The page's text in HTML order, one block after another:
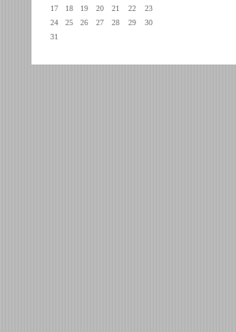
17
18 19 20 21 22
23
24
25 26 27 28 29
30
31